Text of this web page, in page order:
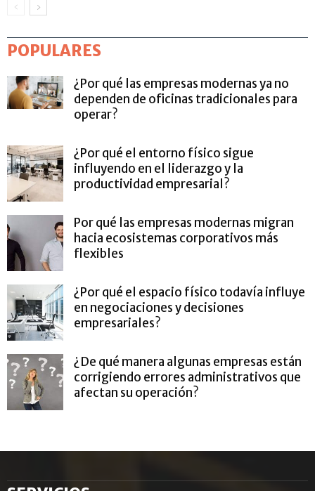
POPULARES
¿Por qué las empresas modernas ya no
dependen de oficinas tradicionales para
operar?
¿Por qué el entorno físico sigue
influyendo en el liderazgo y la
productividad empresarial?
Por qué las empresas modernas migran
hacia ecosistemas corporativos más
flexibles
¿Por qué el espacio físico todavía influye
en negociaciones y decisiones
empresariales?
¿De qué manera algunas empresas están
corrigiendo errores administrativos que
afectan su operación?